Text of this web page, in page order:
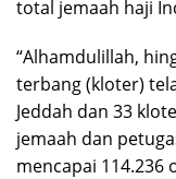
total jemaah haji
“Alhamdulillah,
terbang (kloter)
Jeddah dan 33
jemaah dan
mencapai 114.236